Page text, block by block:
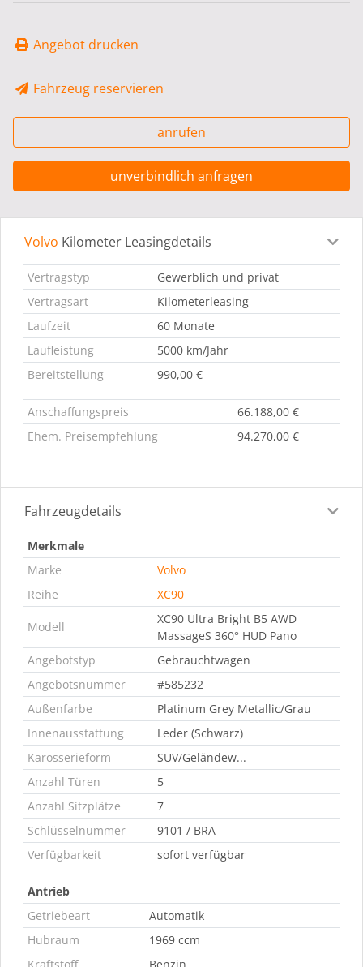
Angebot drucken
Fahrzeug reservieren
anrufen
unverbindlich anfragen
Leasingdetails Fahrzeugdetails
Volvo Kilometer Leasingdetails
Vertragstyp
Gewerblich und privat
Vertragsart
Kilometerleasing
Laufzeit
60 Monate
Laufleistung
5000 km/Jahr
Bereitstellung
990,00 €
Anschaffungspreis
66.188,00 €
Ehem. Preisempfehlung
94.270,00 €
Fahrzeugdetails
Merkmale
Marke
Volvo
Reihe
XC90
Modell
XC90 Ultra Bright B5 AWD
MassageS 360° HUD Pano
Angebotstyp
Gebrauchtwagen
Angebotsnummer
#585232
Außenfarbe
Platinum Grey Metallic/Grau
Innenausstattung
Leder (Schwarz)
Karosserieform
SUV/Geländew...
Anzahl Türen
5
Anzahl Sitzplätze
7
Schlüsselnummer
9101 / BRA
Verfügbarkeit
sofort verfügbar
Antrieb
Getriebeart
Automatik
Hubraum
1969 ccm